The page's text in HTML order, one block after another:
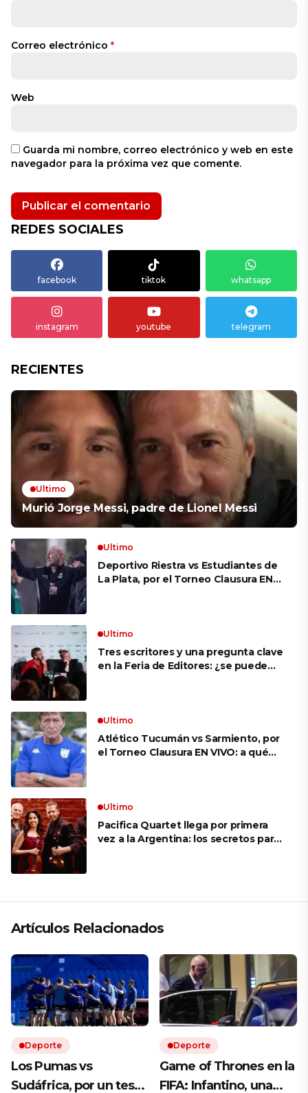
Correo electrónico *
Web
Guarda mi nombre, correo electrónico y web en este
navegador para la próxima vez que comente.
REDES SOCIALES
facebook tiktok whatsapp
instagram youtube telegram
RECIENTES
Ultimo
Murió Jorge Messi, padre de Lionel Messi
Ultimo
Deportivo Riestra vs Estudiantes de
La Plata, por el Torneo Clausura EN
Ultimo
Tres escritores y una pregunta clave
en la Feria de Editores: ¿se puede
Ultimo
Atlético Tucumán vs Sarmiento, por
el Torneo Clausura EN VIVO: a qué
Ultimo
Pacifica Quartet llega por primera
vez a la Argentina: los secretos para
Artículos Relacionados
Deporte
Los Pumas vs
Sudáfrica, por un test
Deporte
Game of Thrones en la
FIFA: Infantino, una